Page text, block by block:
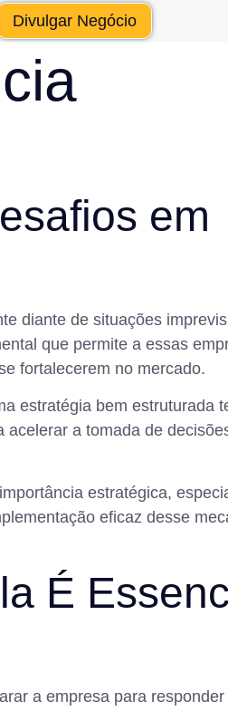
Divulgar Negócio
em
diante de situações
que permite a essas
fortalecerem no mercado.
estratégia bem estruturada
acelerar a tomada de
estratégica,
eficaz desse
É
a empresa para responder